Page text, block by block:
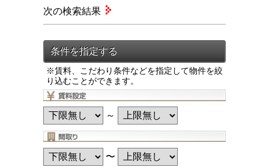
※賃料、こだわり条件などを指定して物件を絞
り込むことができます。
～
〜